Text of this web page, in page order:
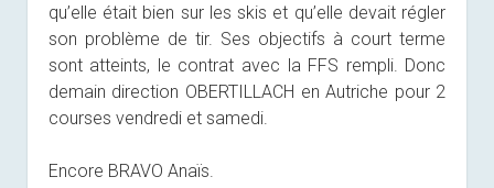
qu’elle était bien sur les skis et qu’elle devait régler
son problème de tir. Ses objectifs à court terme
sont atteints, le contrat avec la FFS rempli. Donc
demain direction OBERTILLACH en Autriche pour 2
courses vendredi et samedi.
Encore BRAVO Anaïs.